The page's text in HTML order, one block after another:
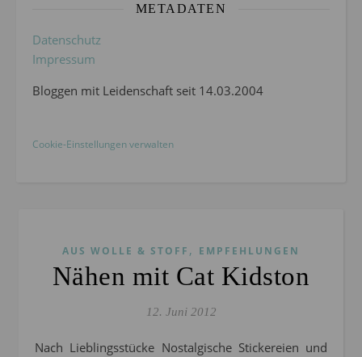
METADATEN
Datenschutz
Impressum
Bloggen mit Leidenschaft seit 14.03.2004
Cookie-Einstellungen verwalten
AUS WOLLE & STOFF , EMPFEHLUNGEN
Nähen mit Cat Kidston
12. Juni 2012
Nach Lieblingsstücke Nostalgische Stickereien und